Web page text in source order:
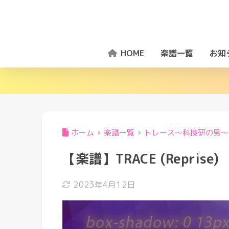
HOME 楽譜一覧 お知
ホーム 楽譜一覧 トレース〜科捜研の男〜
【楽譜】TRACE (Reprise)
2023年4月12日